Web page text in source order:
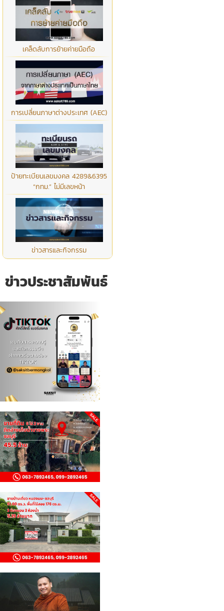
เคล็ดลับการย้ายค่ายมือถือ
การเปลี่ยนภาษาต่างประเทศ (AEC)
ป้ายทะเบียนเลขมงคล 4289&6395
“กทม.” ไม่มีเลขหน้า
ข่าวสารและกิจกรรม
ข่าวประชาสัมพันธ์